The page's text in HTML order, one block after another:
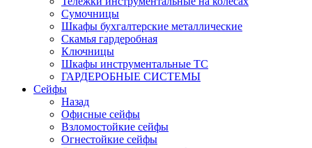
Сумочницы
Шкафы бухгалтерские металлические
Скамья гардеробная
Ключницы
Шкафы инструментальные ТС
ГАРДЕРОБНЫЕ СИСТЕМЫ
Сейфы
Назад
Офисные сейфы
Взломостойкие сейфы
Огнестойкие сейфы